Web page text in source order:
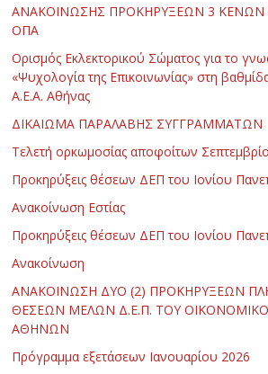
ΑΝΑΚΟΙΝΩΣΗΣ ΠΡΟΚΗΡΥΞΕΩΝ 3
ΟΠΑ
Ορισμός Εκλεκτορικού Σώματος για το
«Ψυχολογία της Επικοινωνίας» στη
Α.Ε.Α. Αθήνας
ΔΙΚΑΙΩΜΑ ΠΑΡΑΛΑΒΗΣ ΣΥΓΓΡΑΜΜΑΤΩΝ
Τελετή ορκωμοσίας αποφοίτων
Προκηρύξεις θέσεων ΔΕΠ του Ιονίου
Ανακοίνωση Εστίας
Προκηρύξεις θέσεων ΔΕΠ του Ιονίου
Ανακοίνωση
ΑΝΑΚΟΙΝΩΣΗ ΔΥΟ (2) ΠΡΟΚΗΡΥΞΕΩΝ
ΘΕΣΕΩΝ ΜΕΛΩΝ Δ.Ε.Π. ΤΟΥ
ΑΘΗΝΩΝ
Πρόγραμμα εξετάσεων Ιανουαρίου 2026